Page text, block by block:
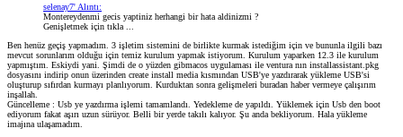
selenay7' Alıntı:
Montereydenmi gecis yaptiniz herhangi bir hata aldinizmi ?
Genişletmek için tıkla ...
Ben henüz geçiş yapmadım. 3 işletim sistemini de birlikte kurmak istediğim için ve bununla ilgili bazı
mevcut sorunlarım olduğu için temiz kurulum yapmak istiyorum. Kurulum yaparken 12.3 ile kurulum
yapmıştım. Eskiydi yani. Şimdi de o yüzden gibmacos uygulaması ile ventura nın installassistant.pkg
dosyasını indirip onun üzerinden create install media kısmından USB'ye yazdırarak yükleme USB'si
oluşturup sıfırdan kurmayı planlıyorum. Kurduktan sonra gelişmeleri buradan haber vermeye çalışırım
inşallah.
Güncelleme : Usb ye yazdırma işlemi tamamlandı. Yedekleme de yapıldı. Yüklemek için Usb den boot
ediyorum fakat aşırı uzun sürüyor. Belli bir yerde takılı kalıyor. Şu anda bekliyorum. Hala yükleme
imajına ulaşamadım.